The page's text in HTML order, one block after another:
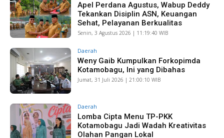
Apel Perdana Agustus, Wabup Deddy
Tekankan Disiplin ASN, Keuangan
Sehat, Pelayanan Berkualitas
Senin, 3 Agustus 2026 | 11:19:40 WIB
Daerah
Weny Gaib Kumpulkan Forkopimda
Kotamobagu, Ini yang Dibahas
Jumat, 31 Juli 2026 | 21:00:10 WIB
Daerah
Lomba Cipta Menu TP-PKK
Kotamobagu Jadi Wadah Kreativitas
Olahan Pangan Lokal